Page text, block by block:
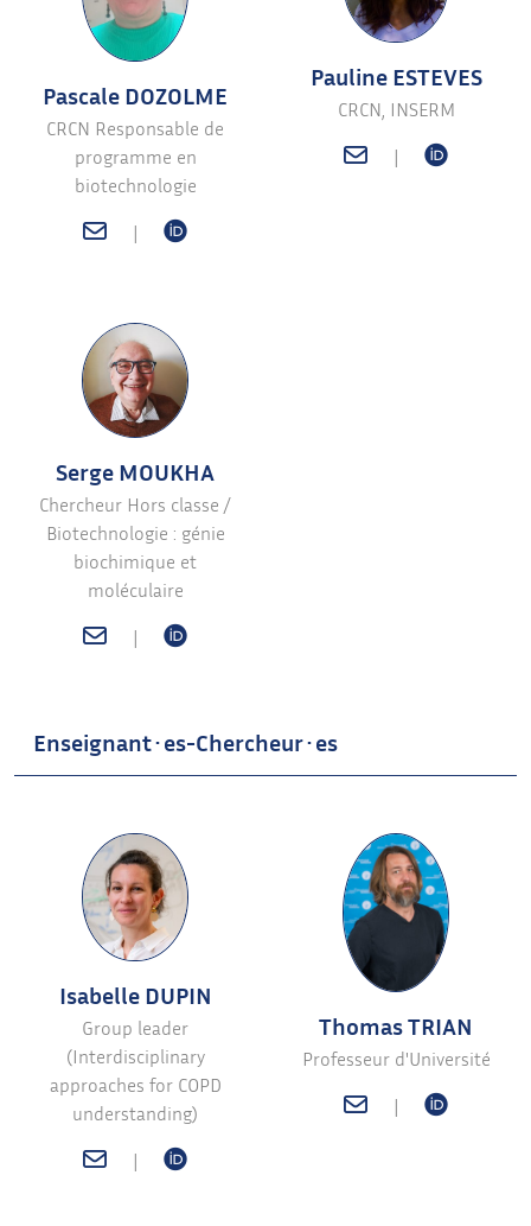
Pascale DOZOLME
CRCN Responsable de
programme en
biotechnologie
|
Pauline ESTEVES
CRCN, INSERM
|
Serge MOUKHA
Chercheur Hors classe /
Biotechnologie : génie
biochimique et
moléculaire
|
Enseignant·es-Chercheur·es
Isabelle DUPIN
Group leader
(Interdisciplinary
approaches for COPD
understanding)
|
Thomas TRIAN
Professeur d'Université
|